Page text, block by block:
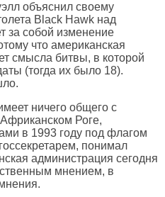
объяснил своему
Black Hawk над
за собой изменение
что американская
смысла битвы, в которой
(тогда их было 18).
ничего общего с
Роге,
в 1993 году под флагом
понимал
администрация сегодня
мнением, в